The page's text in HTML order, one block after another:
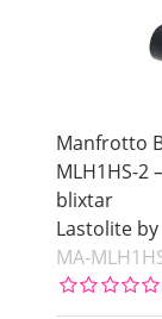
Manfrotto
MLH1HS-2
blixtar
Lastolite
MA-